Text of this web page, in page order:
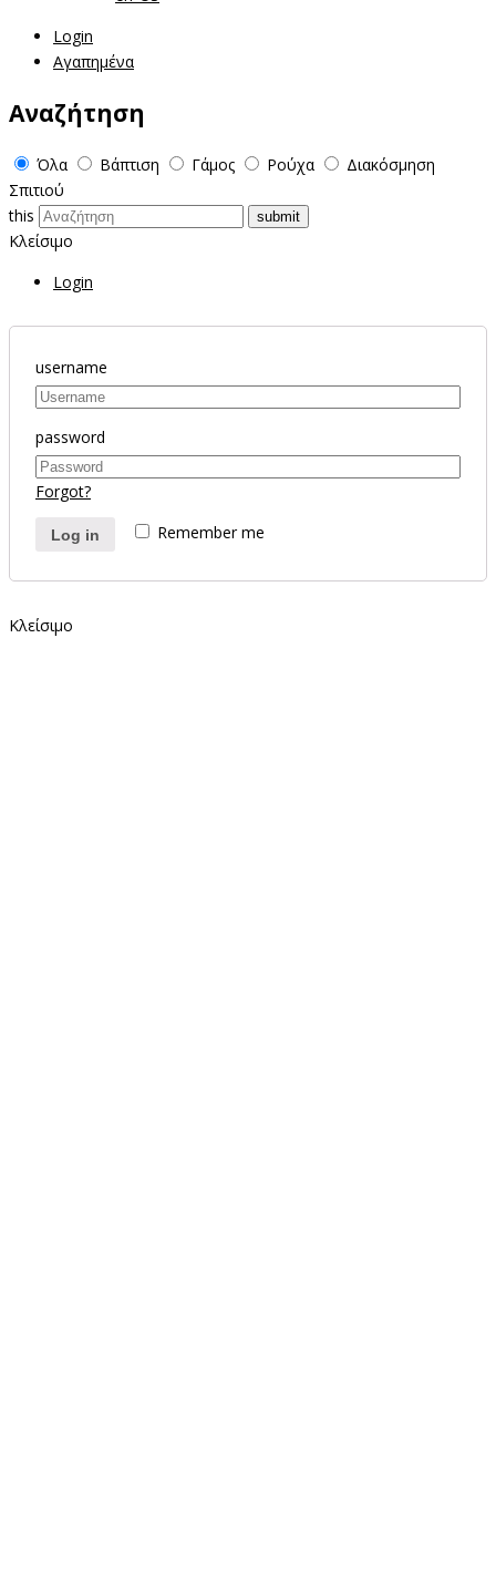
Login
Αγαπημένα
Αναζήτηση
Όλα Βάπτιση Γάμος Ρούχα
Διακόσμηση
Σπιτιού
this
Κλείσιμο
Login
username
password
Forgot?
Remember me
Log in
Κλείσιμο